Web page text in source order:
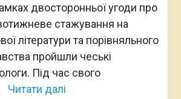
двосторонньої угоди про
стажування на
літератури та порівняльного
пройшли чеські
Під час свого
Читати далі